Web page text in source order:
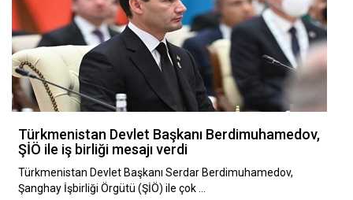
Türkmenistan Devlet Başkanı Berdimuhamedov,
ŞİÖ ile iş birliği mesajı verdi
Türkmenistan Devlet Başkanı Serdar Berdimuhamedov,
Şanghay İşbirliği Örgütü (ŞİÖ) ile çok …